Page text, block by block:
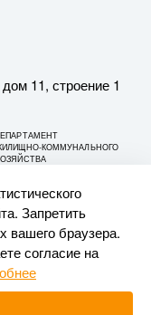
11, строение 1
КОММУНАЛЬНОГО
материалов
Запретить
вашего браузера.
согласие на